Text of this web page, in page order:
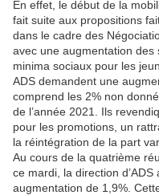
En effet, le début de la
fait suite aux propositions
dans le cadre des
avec une augmentation des
minima sociaux pour les
ADS demandent une
comprend les 2% non
de l’année 2021. Ils
pour les promotions, un
la réintégration de la part
Au cours de la quatrième
ce mardi, la direction d’ADS
augmentation de 1,9%.